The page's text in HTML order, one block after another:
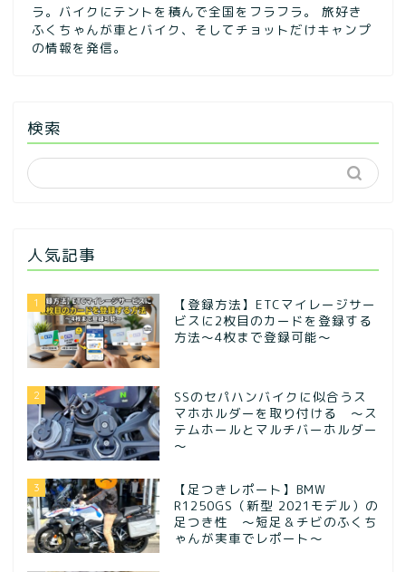
ラ。バイクにテントを積んで全国をフラフラ。 旅好き
ふくちゃんが車とバイク、そしてチョットだけキャンプ
の情報を発信。
検索
人気記事
1
【登録方法】ETCマイレージサー
ビスに2枚目のカードを登録する
方法〜4枚まで登録可能〜
2
SSのセパハンバイクに似合うス
マホホルダーを取り付ける ～ス
テムホールとマルチバーホルダー
～
3
【足つきレポート】BMW
R1250GS（新型 2021モデル）の
足つき性 ～短足＆チビのふくち
ゃんが実車でレポート～